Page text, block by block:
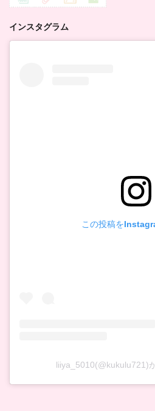
インスタグラム
この投稿を
liiya_5010(@kukulu721)